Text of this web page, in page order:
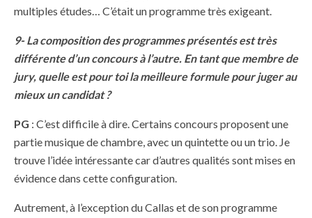
multiples études… C’était un programme très exigeant.
9- La composition des programmes présentés est très
différente d’un concours à l’autre. En tant que membre de
jury, quelle est pour toi la meilleure formule pour juger au
mieux un candidat ?
PG : C’est difficile à dire. Certains concours proposent une
partie musique de chambre, avec un quintette ou un trio. Je
trouve l’idée intéressante car d’autres qualités sont mises en
évidence dans cette configuration.
Autrement, à l’exception du Callas et de son programme